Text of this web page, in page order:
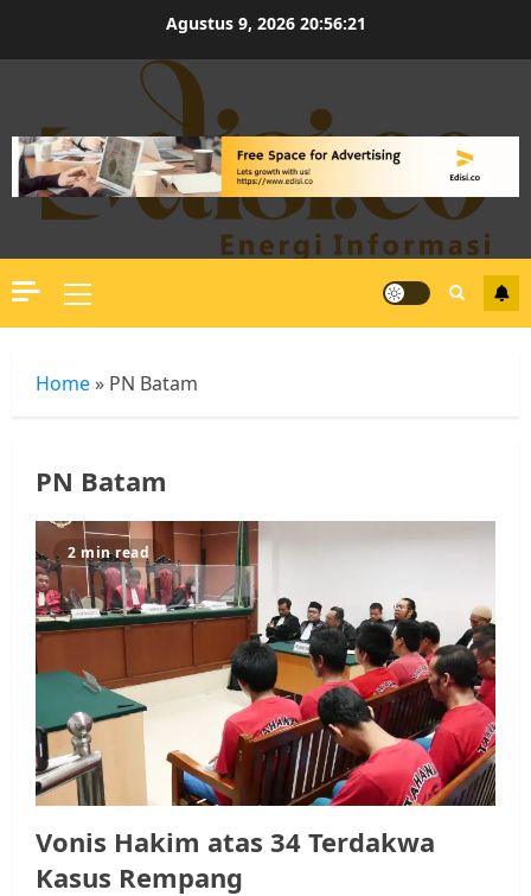
Agustus 9, 2026 20:56:22
Primary
Menu
Home » PN Batam
PN Batam
2 min read
Vonis Hakim atas 34 Terdakwa
Kasus Rempang